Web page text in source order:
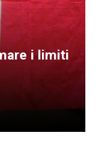
i limiti